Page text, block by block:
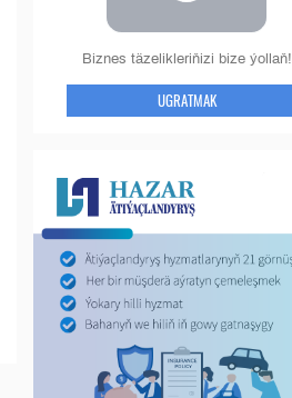
Biznes täzelikleriňizi bize ýollaň!
UGRATMAK